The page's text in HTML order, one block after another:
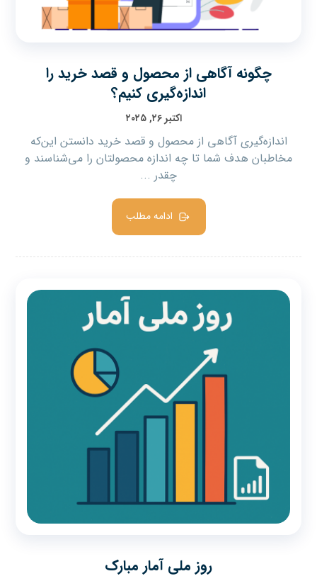
چگونه آگاهی از محصول و قصد خرید را
اندازه‌گیری کنیم؟
اکتبر ۲۶, ۲۰۲۵
اندازه‌گیری آگاهی از محصول و قصد خرید دانستن این‌که
مخاطبان هدف شما تا چه اندازه محصولتان را می‌شناسند و
چقدر ...
ادامه مطلب
روز ملی آمار مبارک